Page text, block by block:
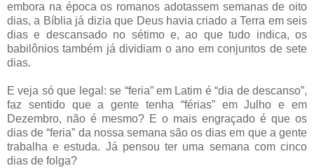
embora na época os romanos adotassem semanas de oito
dias, a Bíblia já dizia que Deus havia criado a Terra em seis
dias e descansado no sétimo e, ao que tudo indica, os
babilônios também já dividiam o ano em conjuntos de sete
dias.
E veja só que legal: se “feria” em Latim é “dia de descanso”,
faz sentido que a gente tenha “férias” em Julho e em
Dezembro, não é mesmo? E o mais engraçado é que os
dias de “feria” da nossa semana são os dias em que a gente
trabalha e estuda. Já pensou ter uma semana com cinco
dias de folga?